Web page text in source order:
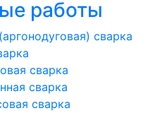
работы
сварка
сварка
сварка
сварка